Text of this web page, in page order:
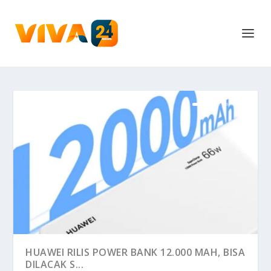
HUAWEI RILIS POWER BANK 12.000 MAH, BISA
DILACAK S...